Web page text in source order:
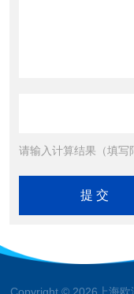
请输入计算结果（填写